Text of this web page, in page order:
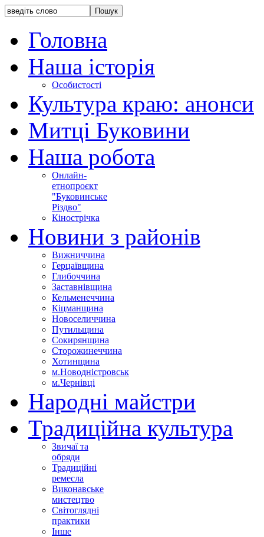
Головна
Наша історія
Особистості
Культура краю: анонси
Митці Буковини
Наша робота
Онлайн-
етнопроєкт
"Буковинське
Різдво"
Кінострічка
Новини з районів
Вижниччина
Герцаївщина
Глибоччина
Заставнівщина
Кельменеччина
Кіцманщина
Новоселиччина
Путильщина
Сокирянщина
Сторожинеччина
Хотинщина
м.Новодністровськ
м.Чернівці
Народні майстри
Традиційна культура
Звичаї та
обряди
Традиційні
ремесла
Виконавське
мистецтво
Світоглядні
практики
Інше